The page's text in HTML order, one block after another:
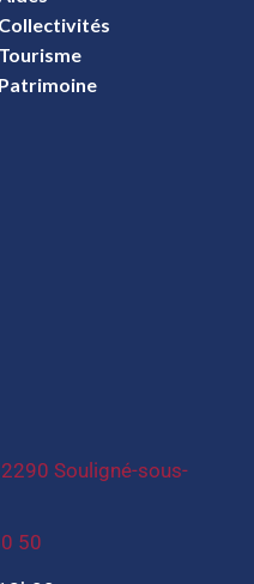
Collectivités
Tourisme
Patrimoine
Souligné-sous-
50